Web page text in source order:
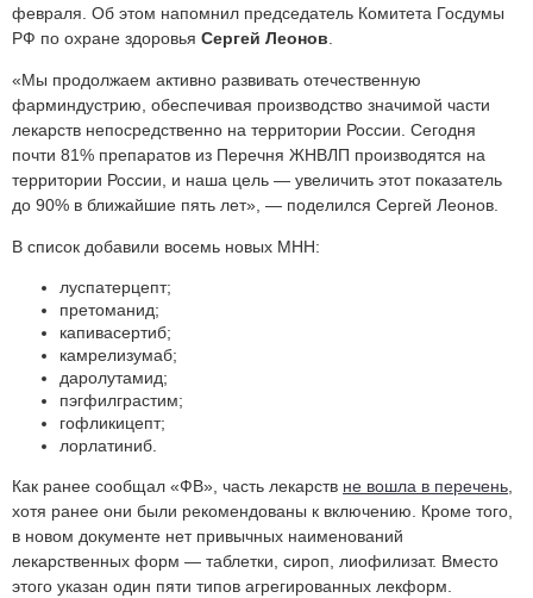
февраля. Об этом напомнил председатель Комитета Госдумы
РФ по охране здоровья Сергей Леонов
«Мы продолжаем активно развивать отечественную
фарминдустрию, обеспечивая производство значимой части
лекарств непосредственно на территории России. Сегодня
почти 81% препаратов из Перечня ЖНВЛП производятся на
территории России, и наша цель — увеличить этот показатель
до 90% в ближайшие пять лет», — поделился Сергей Леонов.
В список добавили восемь новых МНН:
луспатерцепт;
претоманид;
капивасертиб;
камрелизумаб;
даролутамид;
пэгфилграстим;
гофликицепт;
лорлатиниб.
Как ранее сообщал «ФВ», часть лекарств не вошла в перечень
хотя ранее они были рекомендованы к включению. Кроме того,
в новом документе нет привычных наименований
лекарственных форм — таблетки, сироп, лиофилизат. Вместо
этого указан один пяти типов агрегированных лекформ.